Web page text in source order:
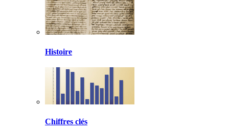
Histoire
Chiffres clés